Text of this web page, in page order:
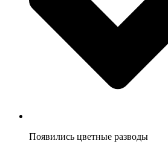
Появились цветные разводы